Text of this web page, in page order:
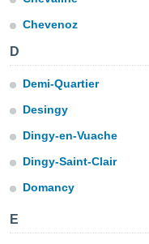
«
et
au
vous
qu'ils
ou
de
le
Chevenoz
D
Demi-Quartier
Desingy
Dingy-en-Vuache
Dingy-Saint-Clair
Domancy
E